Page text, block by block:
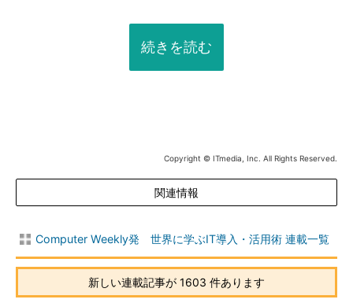
続きを読む
Copyright © ITmedia, Inc. All Rights Reserved.
関連情報
Computer Weekly発 世界に学ぶIT導入・活用術 連載一覧
新しい連載記事が 1603 件あります